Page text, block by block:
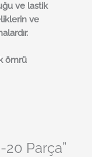
ve lastik
ve
ömrü
20 Parça”